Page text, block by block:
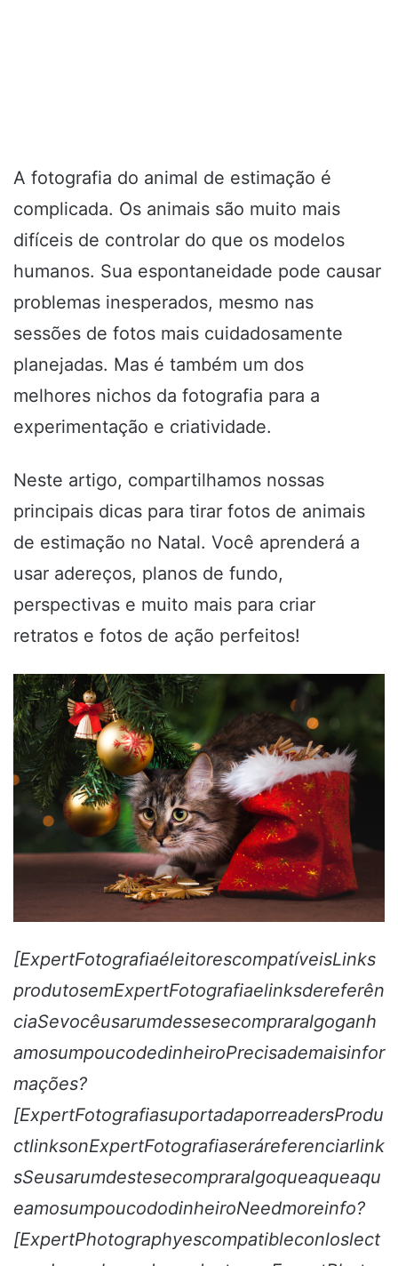
A fotografia do animal de estimação é
complicada. Os animais são muito mais
difíceis de controlar do que os modelos
humanos. Sua espontaneidade pode causar
problemas inesperados, mesmo nas
sessões de fotos mais cuidadosamente
planejadas. Mas é também um dos
melhores nichos da fotografia para a
experimentação e criatividade.
Neste artigo, compartilhamos nossas
principais dicas para tirar fotos de animais
de estimação no Natal. Você aprenderá a
usar adereços, planos de fundo,
perspectivas e muito mais para criar
retratos e fotos de ação perfeitos!
[ExpertFotografiaéleitorescompatíveisLinks
produtosemExpertFotografiaelinksdereferên
ciaSevocêusarumdessesecompraralgoganh
amosumpoucodedinheiroPrecisademaisinfor
mações?
[ExpertFotografiasuportadaporreadersProdu
ctlinksonExpertFotografiaseráreferenciarlink
sSeusarumdestesecompraralgoqueaqueaqu
eamosumpoucododinheiroNeedmoreinfo?
[ExpertPhotographyescompatibleconloslect